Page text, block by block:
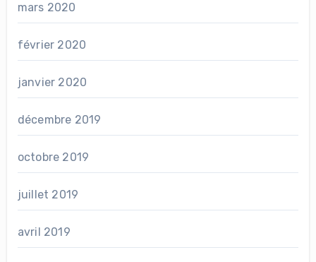
mars 2020
février 2020
janvier 2020
décembre 2019
octobre 2019
juillet 2019
avril 2019